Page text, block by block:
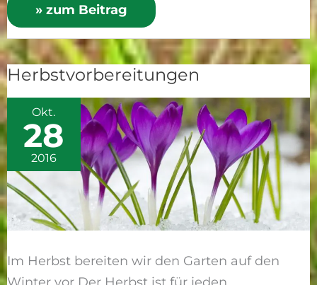
» zum Beitrag
Herbstvorbereitungen
Okt.
28
2016
Im Herbst bereiten wir den Garten auf den
Winter vor Der Herbst ist für jeden
Herbstvorbereitungen